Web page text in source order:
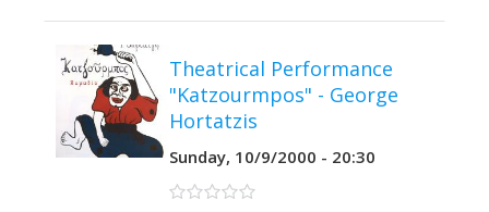
Theatrical Performance
"Katzourmpos" - George
Hortatzis
Sunday, 10/9/2000 - 20:30
0 stars